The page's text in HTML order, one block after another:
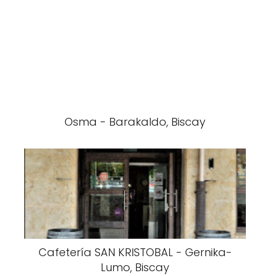
Osma - Barakaldo, Biscay
Cafetería SAN KRISTOBAL - Gernika-
Lumo, Biscay